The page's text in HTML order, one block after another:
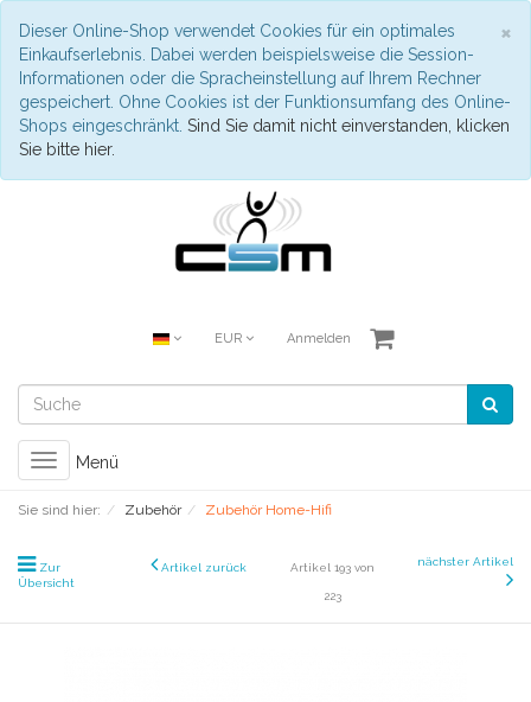
×
Dieser Online-Shop verwendet Cookies für ein optimales
Einkaufserlebnis. Dabei werden beispielsweise die Session-
Informationen oder die Spracheinstellung auf Ihrem Rechner
gespeichert. Ohne Cookies ist der Funktionsumfang des Online-
Shops eingeschränkt. Sind Sie damit nicht einverstanden, klicken
Sie bitte hier.
EUR Anmelden
Toggle
navigation
Menü
Sie sind hier: Zubehör Zubehör Home-Hifi
Zur
Übersicht
Artikel zurück Artikel 193 von
223
nächster Artikel